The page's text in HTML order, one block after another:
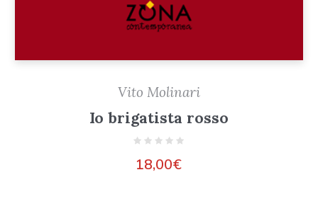
Vito Molinari
Io brigatista rosso
18,00€